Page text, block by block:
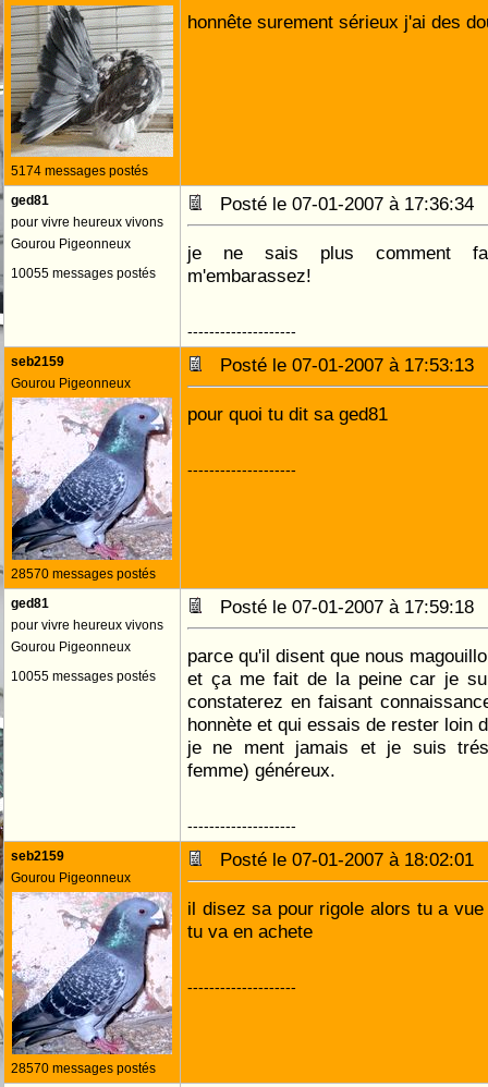
5174 messages postés
honnête surement sérieux j'ai des
ged81
pour vivre heureux vivons
Gourou Pigeonneux
10055 messages postés
Posté le 07-01-2007 à
je ne sais plus comment
m'embarassez!
--------------------
seb2159
Gourou Pigeonneux
28570 messages postés
Posté le 07-01-2007 à
pour quoi tu dit sa ged81
--------------------
ged81
pour vivre heureux vivons
Gourou Pigeonneux
10055 messages postés
Posté le 07-01-2007 à
parce qu'il disent que nous
et ça me fait de la peine car je
constaterez en faisant
honnète et qui essais de rester loin
je ne ment jamais et je suis
femme) généreux.
--------------------
seb2159
Gourou Pigeonneux
28570 messages postés
Posté le 07-01-2007 à
il disez sa pour rigole alors tu a
tu va en achete
--------------------